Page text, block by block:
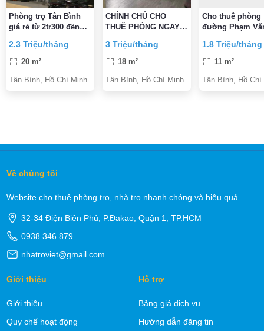
Phòng trọ Tân Bình
giá rẻ từ 2tr300 đến
2.3 Triệu/tháng
20 m²
Tân Bình, Hồ Chí Minh
CHÍNH CHỦ CHO
THUÊ PHÒNG NGAY
ĐẦY ĐỦ TIỆN
NGHI,VỆ SINH TRONG
3 Triệu/tháng
18 m²
Tân Bình, Hồ Chí Minh
Cho thuê phòng
đường Phạm
Bình gần CMT8
Bình
1.8 Triệu/tháng
11 m²
Tân Bình, Hồ Chí
Về chúng tôi
Website cho thuê phòng trọ, nhà trọ nhanh chóng và hiệu quả
32-34 Điện Biên Phủ, P.Đakao, Quận 1, TP.HCM
0938.346.879
nhatroviet@gmail.com
Giới thiệu
Giới thiệu
Quy chế hoạt động
Hỗ trợ
Bảng giá dịch vụ
Hướng dẫn đăng tin